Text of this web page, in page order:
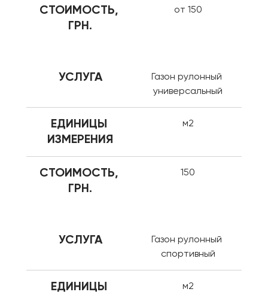
СТОИМОСТЬ,
ГРН.
от 150
УСЛУГА
Газон рулонный
универсальный
ЕДИНИЦЫ
ИЗМЕРЕНИЯ
м2
СТОИМОСТЬ,
ГРН.
150
УСЛУГА
Газон рулонный
спортивный
ЕДИНИЦЫ
м2